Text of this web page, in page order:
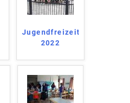
Jugendfreizeit
2022